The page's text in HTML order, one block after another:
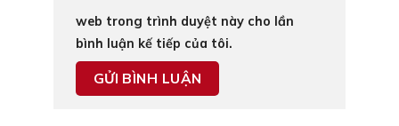
web trong trình duyệt này cho lần
bình luận kế tiếp của tôi.